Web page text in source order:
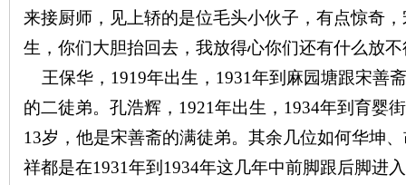
来接厨师，见上轿的是位毛头小伙子，有点惊奇
生，你们大胆抬回去，我放得心你们还有什么放不
王保华， 1919年出生， 1931年到麻园塘跟宋善
的二徒弟。孔浩辉， 1921年出生， 1934年到育婴
13岁，他是宋善斋的满徒弟。其余几位如何华坤
祥都是在1931年到 1934年这几年中前脚跟后脚进